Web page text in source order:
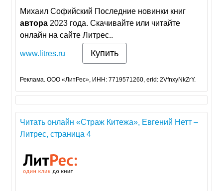
Михаил Софийский Последние новинки книг
автора 2023 года. Скачивайте или читайте
онлайн на сайте Литрес..
www.litres.ru Купить
Реклама. ООО «ЛитРес», ИНН: 7719571260, erid: 2VfnxyNkZrY.
Читать онлайн «Страж Китежа», Евгений Нетт –
Литрес, страница 4